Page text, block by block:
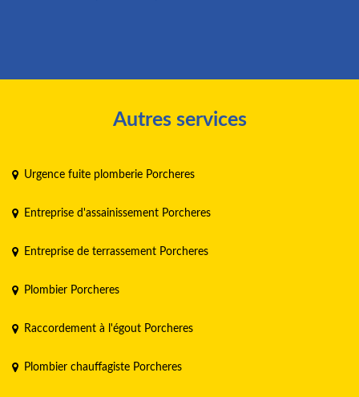
Autres services
Urgence fuite plomberie Porcheres
Entreprise d'assainissement Porcheres
Entreprise de terrassement Porcheres
Plombier Porcheres
Raccordement à l'égout Porcheres
Plombier chauffagiste Porcheres